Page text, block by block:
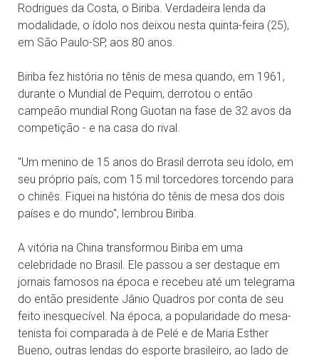
Rodrigues da Costa, o Biriba. Verdadeira lenda da
modalidade, o ídolo nos deixou nesta quinta-feira (25),
em São Paulo-SP, aos 80 anos.
Biriba fez história no tênis de mesa quando, em 1961,
durante o Mundial de Pequim, derrotou o então
campeão mundial Rong Guotan na fase de 32 avos da
competição - e na casa do rival.
"Um menino de 15 anos do Brasil derrota seu ídolo, em
seu próprio país, com 15 mil torcedores torcendo para
o chinês. Fiquei na história do tênis de mesa dos dois
países e do mundo", lembrou Biriba.
A vitória na China transformou Biriba em uma
celebridade no Brasil. Ele passou a ser destaque em
jornais famosos na época e recebeu até um telegrama
do então presidente Jânio Quadros por conta de seu
feito inesquecível. Na época, a popularidade do mesa-
tenista foi comparada à de Pelé e de Maria Esther
Bueno, outras lendas do esporte brasileiro, ao lado de